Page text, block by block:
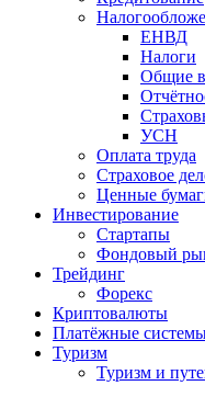
ЕНВД
Налоги
Общие
УСН
Оплата труда
Страховое
Ценные
Инвестирование
Стартапы
Фондовый
Трейдинг
Форекс
Криптовалюты
Платёжные
Туризм
Туризм и